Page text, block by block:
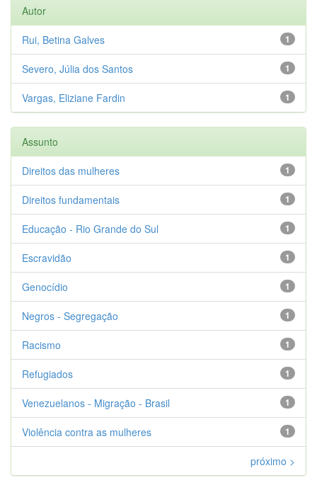
Autor
1
Rui, Betina Galves
1
Severo, Júlia dos Santos
1
Vargas, Eliziane Fardin
Assunto
1
Direitos das mulheres
1
Direitos fundamentais
1
Educação - Rio Grande do Sul
1
Escravidão
1
Genocídio
1
Negros - Segregação
1
Racismo
1
Refugiados
1
Venezuelanos - Migração - Brasil
1
Violência contra as mulheres
próximo >